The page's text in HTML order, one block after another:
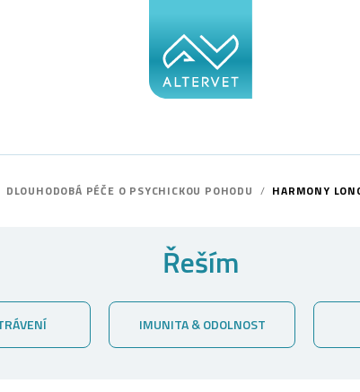
DLOUHODOBÁ PÉČE O PSYCHICKOU POHODU / HARMONY
Řeším
IMUNITA & ODOLNOST